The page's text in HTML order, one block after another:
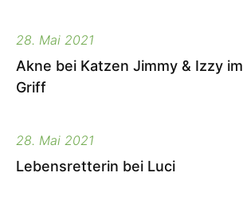
28. Mai 2021
Akne bei Katzen Jimmy & Izzy im
Griff
28. Mai 2021
Lebensretterin bei Luci